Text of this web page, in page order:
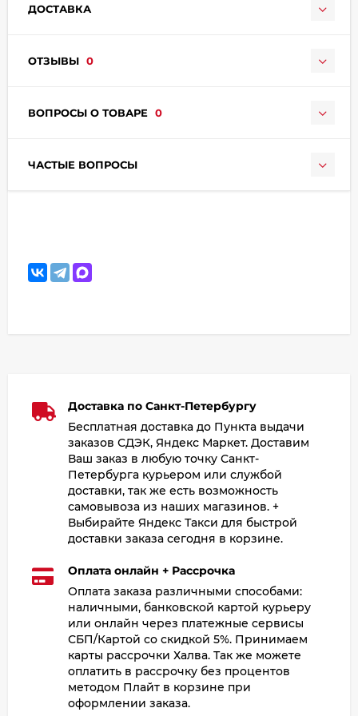
ДОСТАВКА
ОТЗЫВЫ 0
ВОПРОСЫ О ТОВАРЕ 0
ЧАСТЫЕ ВОПРОСЫ
Доставка по Санкт-Петербургу
Бесплатная доставка до Пункта выдачи
заказов СДЭК, Яндекс Маркет. Доставим
Ваш заказ в любую точку Санкт-
Петербурга курьером или службой
доставки, так же есть возможность
самовывоза из наших магазинов. +
Выбирайте Яндекс Такси для быстрой
доставки заказа сегодня в корзине.
Оплата онлайн + Рассрочка
Оплата заказа различными способами:
наличными, банковской картой курьеру
или онлайн через платежные сервисы
СБП/Картой со скидкой 5%. Принимаем
карты рассрочки Халва. Так же можете
оплатить в рассрочку без процентов
методом Плайт в корзине при
оформлении заказа.